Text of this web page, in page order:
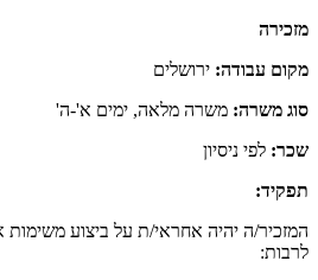
מזכירה
מקום עבודה: ירושלים
סוג משרה: משרה מלאה, ימים א'-ה'
שכר: לפי ניסיון
תפקיד:
המזכיר/ה יהיה אחראי/ת על ביצוע משימות
לרבות: